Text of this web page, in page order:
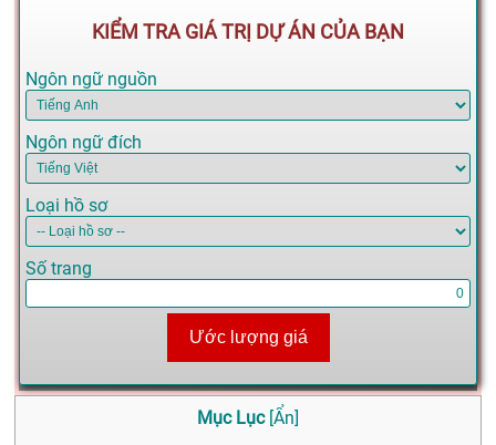
KIỂM TRA GIÁ TRỊ DỰ ÁN CỦA BẠN
Ngôn ngữ nguồn
Ngôn ngữ đích
Loại hồ sơ
Số trang
Ước lượng giá
Mục Lục [Ẩn]